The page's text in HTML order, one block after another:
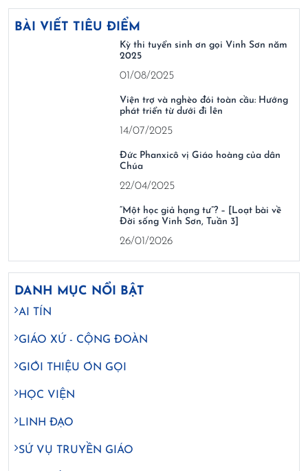
BÀI VIẾT TIÊU ĐIỂM
Kỳ thi tuyển sinh ơn gọi Vinh Sơn năm
2025
01/08/2025
Viện trợ và nghèo đói toàn cầu: Hướng
phát triển từ dưới đi lên
14/07/2025
Đức Phanxicô vị Giáo hoàng của dân
Chúa
22/04/2025
“Một học giả hạng tư”? – [Loạt bài về
Đời sống Vinh Sơn, Tuần 3]
26/01/2026
DANH MỤC NỔI BẬT
AI TÍN
GIÁO XỨ - CỘNG ĐOÀN
GIỚI THIỆU ƠN GỌI
HỌC VIỆN
LINH ĐẠO
SỨ VỤ TRUYỀN GIÁO